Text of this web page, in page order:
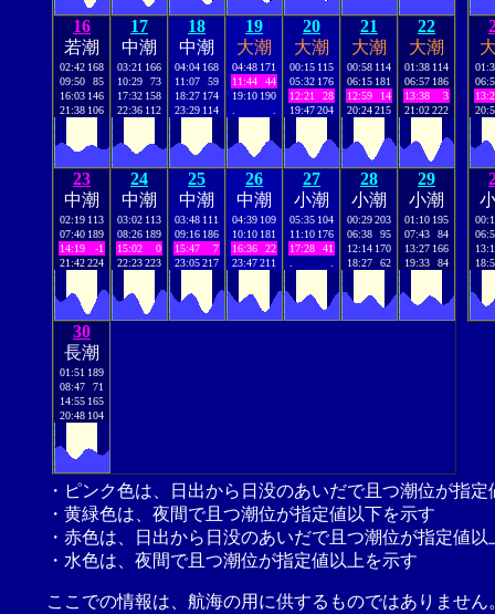
16
若潮
02:42 168
09:50
85
16:03 146
21:38 106
17
中潮
03:21 166
10:29
73
17:32 158
22:36 112
18
中潮
04:04 168
11:07
59
18:27 174
23:29 114
19
大潮
04:48 171
11:44
44
19:10 190
20
大潮
00:15 115
05:32 176
12:21
28
19:47204
21
大潮
00:58 114
06:15 181
12:59
14
20:24215
22
大潮
01:38 114
06:57 186
13:38
3
21:02222
23
中潮
02:19 113
07:40 189
14:19
-1
21:42224
24
中潮
03:02 113
08:26 189
15:02
0
22:23223
25
中潮
03:48 111
09:16 186
15:47
7
23:05217
26
中潮
04:39 109
10:10 181
16:36
22
23:47211
27
小潮
05:35 104
11:10 176
17:28
41
28
小潮
00:29203
06:38
95
12:14 170
18:27
62
29
小潮
01:10 195
07:43
84
13:27 166
19:33
84
30
長潮
01:51 189
08:47
71
14:55 165
20:48 104
・ピンク色は、日出から日没のあいだで且つ潮位が指
・黄緑色は、夜間で且つ潮位が指定値以下を示す
・赤色は、日出から日没のあいだで且つ潮位が指定値以
・水色は、夜間で且つ潮位が指定値以上を示す
ここでの情報は、航海の用に供するものではありませ